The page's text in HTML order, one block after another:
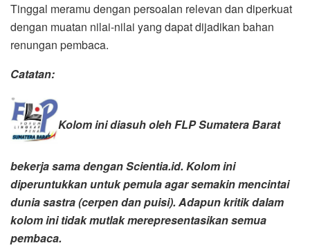
Tinggal meramu dengan persoalan relevan dan diperkuat
dengan muatan nilai-nilai yang dapat dijadikan bahan
renungan pembaca.
Catatan:
Kolom ini diasuh oleh FLP Sumatera Barat
bekerja sama dengan Scientia.id. Kolom ini
diperuntukkan untuk pemula agar semakin mencintai
dunia sastra (cerpen dan puisi). Adapun kritik dalam
kolom ini tidak mutlak merepresentasikan semua
pembaca.